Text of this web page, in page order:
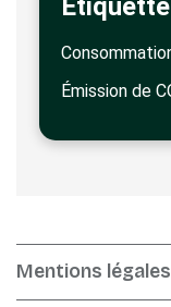
Mentions légales